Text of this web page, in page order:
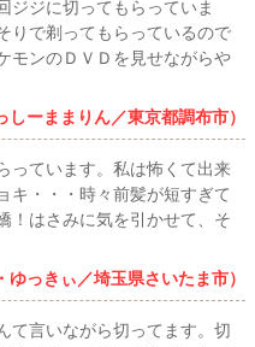
ジジに切ってもらっていま
りで剃ってもらっているので
モンのＤＶＤを見せながらや
しーままりん／東京都調布市）
っています。私は怖くて出来
キ・・・時々前髪が短すぎて
！はさみに気を引かせて、そ
ゆっきぃ／埼玉県さいたま市）
て言いながら切ってます。切